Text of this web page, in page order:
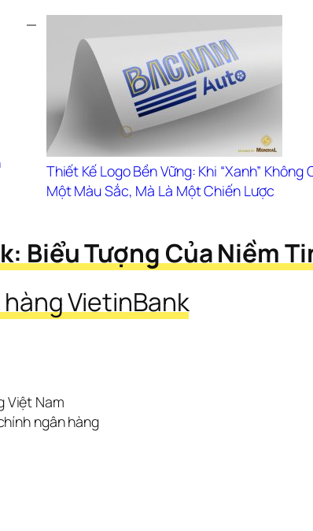
Thiết Kế Logo Bền Vững: Khi “Xanh” Không
Một Màu Sắc, Mà Là Một Chiến Lược
Biểu Tượng Của Niềm
VietinBank
Việt Nam
ngân hàng